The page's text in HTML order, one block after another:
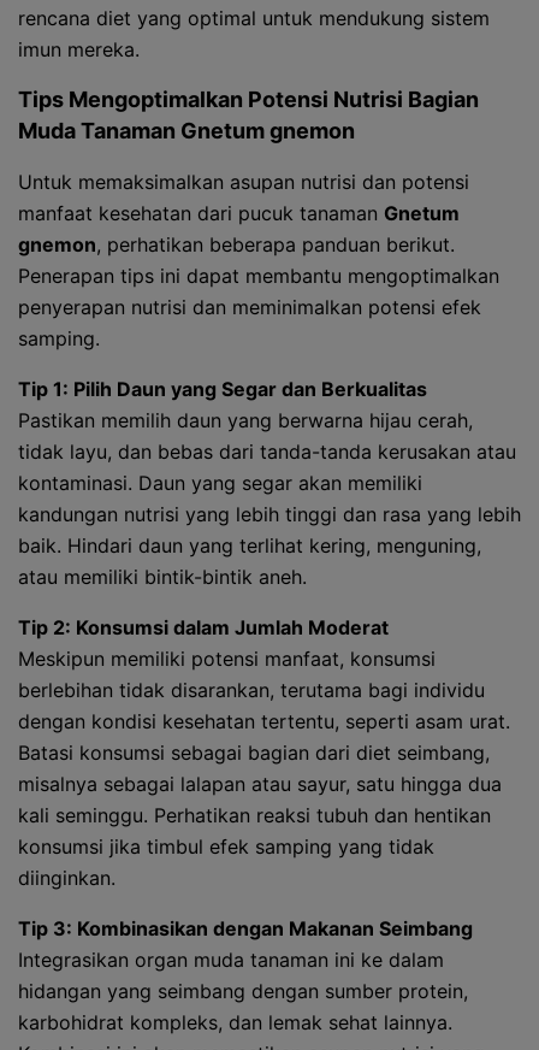
rencana diet yang optimal untuk mendukung sistem
imun mereka.
Tips Mengoptimalkan Potensi Nutrisi Bagian
Muda Tanaman Gnetum gnemon
Untuk memaksimalkan asupan nutrisi dan potensi
manfaat kesehatan dari pucuk tanaman Gnetum
gnemon, perhatikan beberapa panduan berikut.
Penerapan tips ini dapat membantu mengoptimalkan
penyerapan nutrisi dan meminimalkan potensi efek
samping.
Tip 1: Pilih Daun yang Segar dan Berkualitas
Pastikan memilih daun yang berwarna hijau cerah,
tidak layu, dan bebas dari tanda-tanda kerusakan atau
kontaminasi. Daun yang segar akan memiliki
kandungan nutrisi yang lebih tinggi dan rasa yang lebih
baik. Hindari daun yang terlihat kering, menguning,
atau memiliki bintik-bintik aneh.
Tip 2: Konsumsi dalam Jumlah Moderat
Meskipun memiliki potensi manfaat, konsumsi
berlebihan tidak disarankan, terutama bagi individu
dengan kondisi kesehatan tertentu, seperti asam urat.
Batasi konsumsi sebagai bagian dari diet seimbang,
misalnya sebagai lalapan atau sayur, satu hingga dua
kali seminggu. Perhatikan reaksi tubuh dan hentikan
konsumsi jika timbul efek samping yang tidak
diinginkan.
Tip 3: Kombinasikan dengan Makanan Seimbang
Integrasikan organ muda tanaman ini ke dalam
hidangan yang seimbang dengan sumber protein,
karbohidrat kompleks, dan lemak sehat lainnya.